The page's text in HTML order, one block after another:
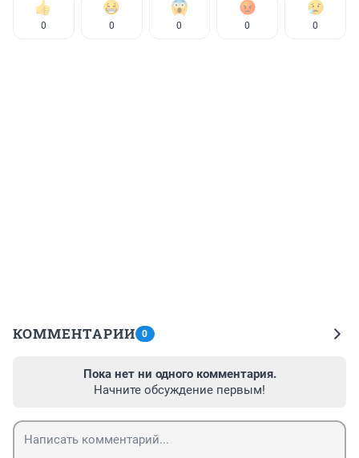
0 0 0 0 0
КОММЕНТАРИИ 0
Пока нет ни одного комментария.
Начните обсуждение первым!